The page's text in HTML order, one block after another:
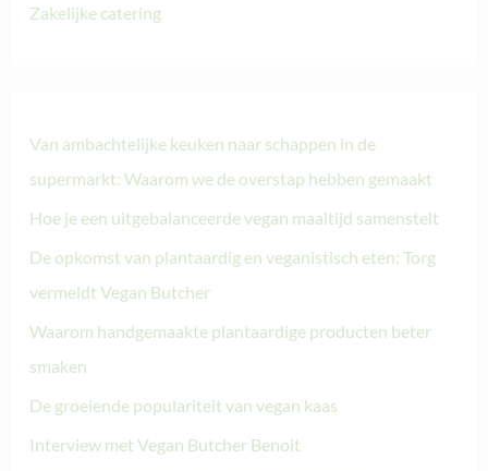
Zakelijke catering
Van ambachtelijke keuken naar schappen in de
supermarkt: Waarom we de overstap hebben gemaakt
Hoe je een uitgebalanceerde vegan maaltijd samenstelt
De opkomst van plantaardig en veganistisch eten: Torg
vermeldt Vegan Butcher
Waarom handgemaakte plantaardige producten beter
smaken
De groeiende populariteit van vegan kaas
Interview met Vegan Butcher Benoit